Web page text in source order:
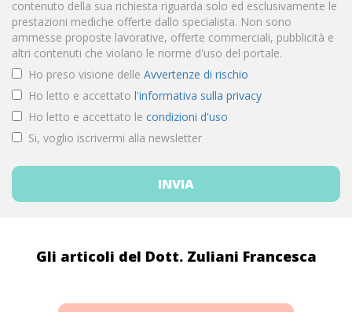
contenuto della sua richiesta riguarda solo ed esclusivamente le
prestazioni mediche offerte dallo specialista. Non sono
ammesse proposte lavorative, offerte commerciali, pubblicità e
altri contenuti che violano le norme d'uso del portale.
Ho preso visione delle Avvertenze di rischio
Ho letto e accettato l'informativa sulla privacy
Ho letto e accettato le condizioni d'uso
Si, voglio iscrivermi alla newsletter
Gli articoli del Dott. Zuliani Francesca